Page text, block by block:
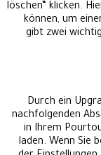
löschen“ klicken.
können, um
gibt zwei
Durch ein
nachfolgenden
in Ihrem
laden. Wenn Sie